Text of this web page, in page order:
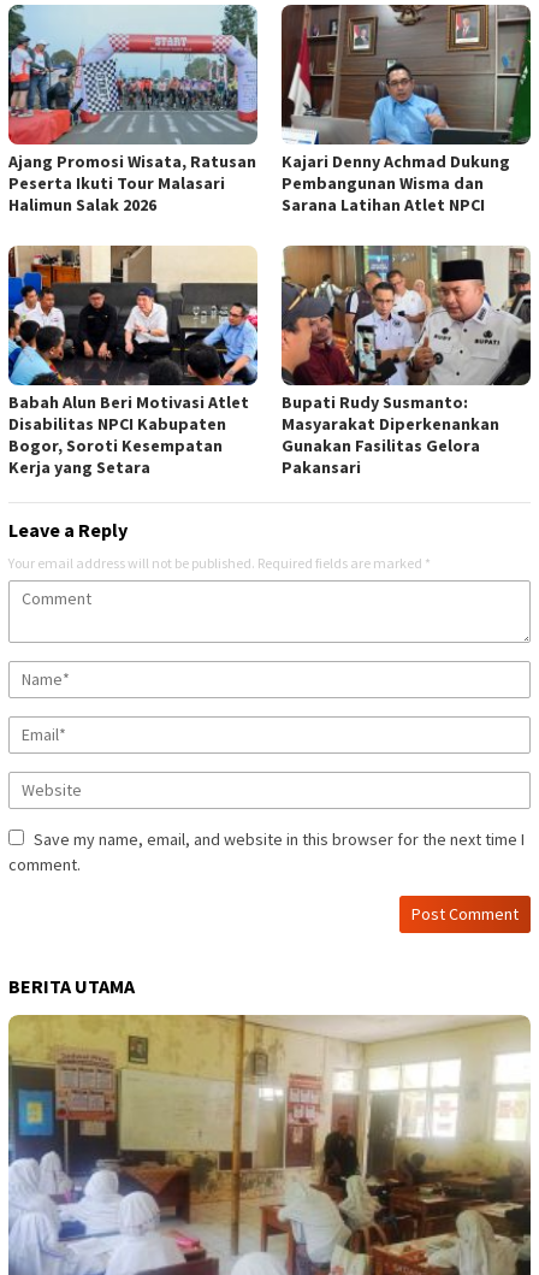
Ajang Promosi Wisata, Ratusan
Peserta Ikuti Tour Malasari
Halimun Salak 2026
Kajari Denny Achmad Dukung
Pembangunan Wisma dan
Sarana Latihan Atlet NPCI
Babah Alun Beri Motivasi Atlet
Disabilitas NPCI Kabupaten
Bogor, Soroti Kesempatan
Kerja yang Setara
Bupati Rudy Susmanto:
Masyarakat Diperkenankan
Gunakan Fasilitas Gelora
Pakansari
Leave a Reply
Your email address will not be published. Required fields are marked *
Save my name, email, and website in this browser for the next time I
comment.
BERITA UTAMA